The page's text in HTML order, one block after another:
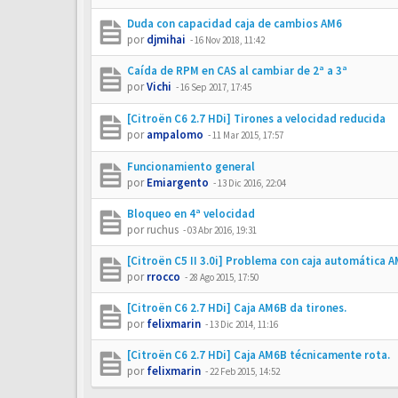
Duda con capacidad caja de cambios AM6
pordjmihai -16 Nov 2018, 11:42
Caída de RPM en CAS al cambiar de 2ª a 3ª
porVichi -16 Sep 2017, 17:45
[Citroën C6 2.7 HDi] Tirones a velocidad reducida
porampalomo -11 Mar 2015, 17:57
Funcionamiento general
porEmiargento -13 Dic 2016, 22:04
Bloqueo en 4ª velocidad
porruchus -03 Abr 2016, 19:31
[Citroën C5 II 3.0i] Problema con caja automática
porrrocco -28 Ago 2015, 17:50
[Citroën C6 2.7 HDi] Caja AM6B da tirones.
porfelixmarin -13 Dic 2014, 11:16
[Citroën C6 2.7 HDi] Caja AM6B técnicamente rota.
porfelixmarin -22 Feb 2015, 14:52